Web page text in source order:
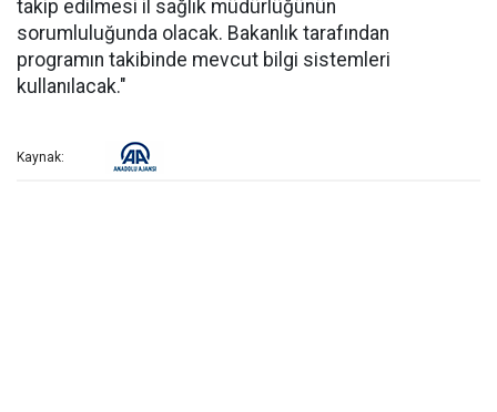
takip edilmesi il sağlık müdürlüğünün
sorumluluğunda olacak. Bakanlık tarafından
programın takibinde mevcut bilgi sistemleri
kullanılacak."
Kaynak: